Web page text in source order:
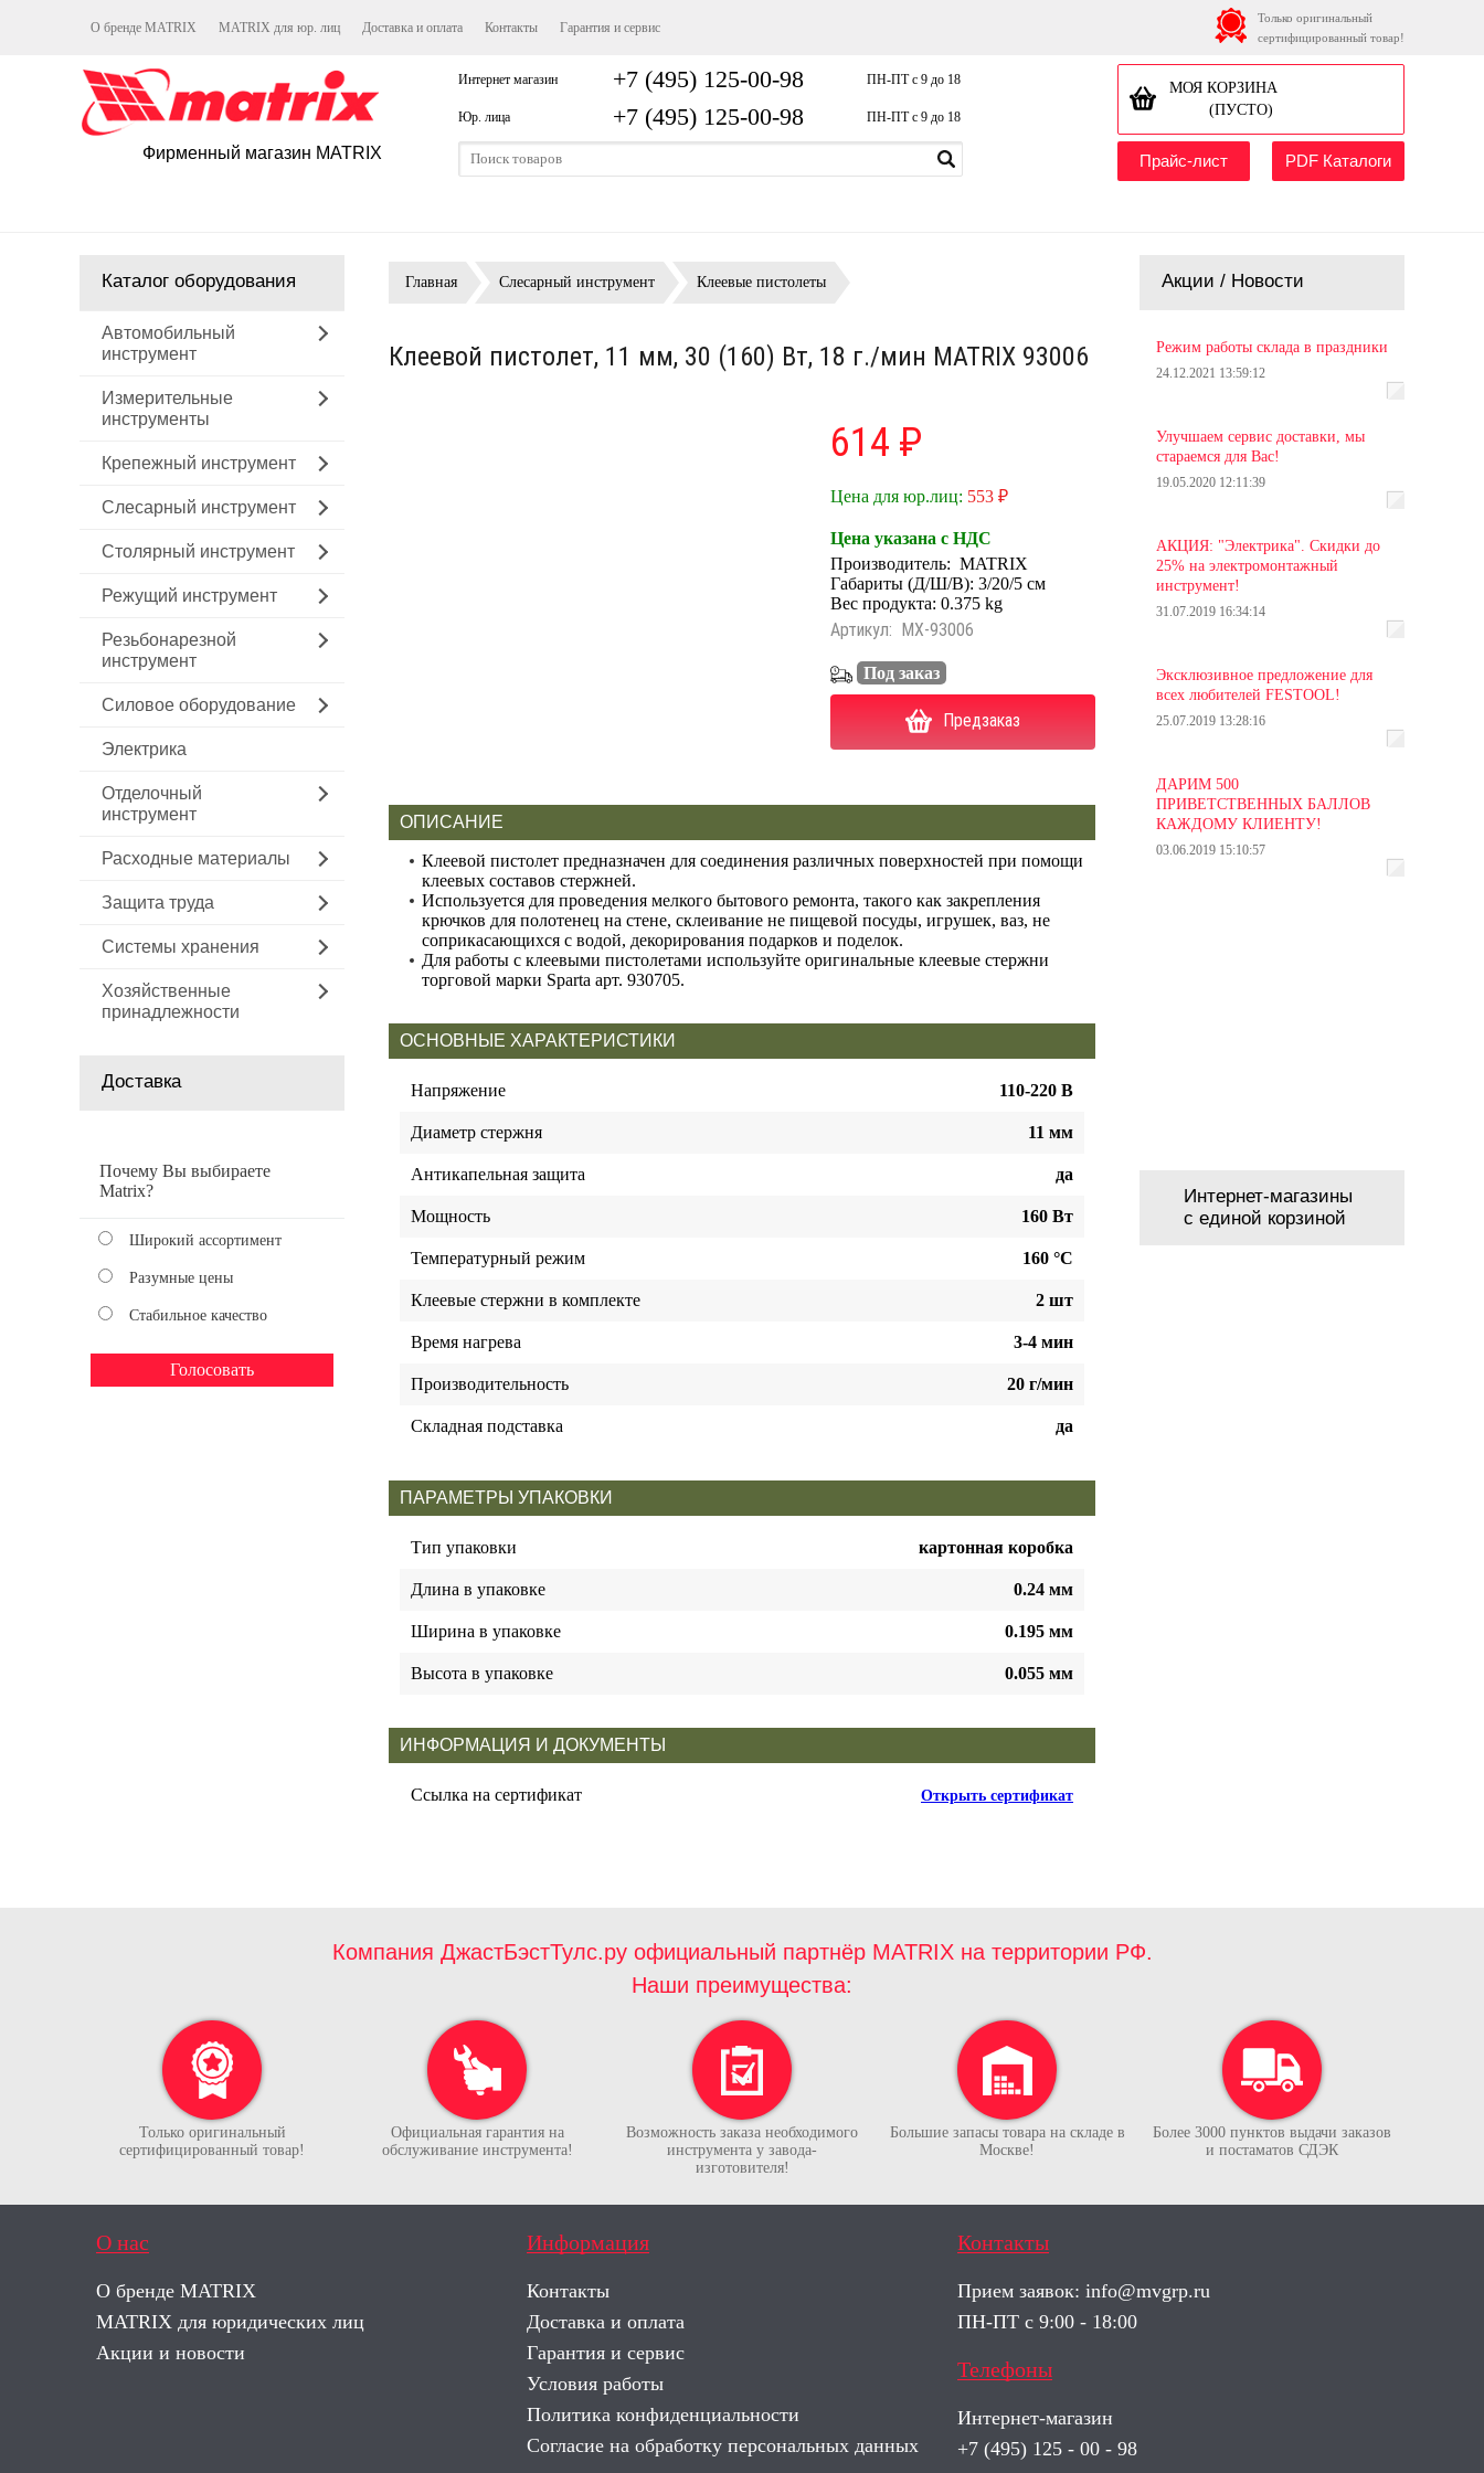
О бренде MATRIX MATRIX для юр. лиц Доставка и оплата Контакты Гарантия и сервис
Только оригинальный
сертифицированный товар!
Фирменный магазин MATRIX
Интернет магазин +7 (495) 125-00-98 ПН-ПТ с 9 до 18
Юр. лица +7 (495) 125-00-98 ПН-ПТ с 9 до 18
МОЯ КОРЗИНА
(ПУСТО)
Прайс-лист PDF Каталоги
Каталог оборудования
Автомобильный
инструмент
Измерительные
инструменты
Крепежный инструмент
Слесарный инструмент
Столярный инструмент
Режущий инструмент
Резьбонарезной
инструмент
Силовое оборудование
Электрика
Отделочный
инструмент
Расходные материалы
Защита труда
Системы хранения
Хозяйственные
принадлежности
Доставка
Почему Вы выбираете
Matrix?
Широкий ассортимент
Разумные цены
Стабильное качество
Главная Слесарный инструмент Клеевые пистолеты
Клеевой пистолет, 11 мм, 30 (160) Вт, 18 г./мин MATRIX 93006
614 ₽
Цена для юр.лиц: 553 ₽
Цена указана с НДС
Производитель: MATRIX
Габариты (Д/Ш/В): 3/20/5 см
Вес продукта: 0.375 kg
Артикул: MX-93006
Под заказ
Предзаказ
ОПИСАНИЕ
Клеевой пистолет предназначен для соединения различных поверхностей при помощи
клеевых составов стержней.
Используется для проведения мелкого бытового ремонта, такого как закрепления
крючков для полотенец на стене, склеивание не пищевой посуды, игрушек, ваз, не
соприкасающихся с водой, декорирования подарков и поделок.
Для работы с клеевыми пистолетами используйте оригинальные клеевые стержни
торговой марки Sparta арт. 930705.
ОСНОВНЫЕ ХАРАКТЕРИСТИКИ
Напряжение 110-220 В
Диаметр стержня 11 мм
Антикапельная защита да
Мощность 160 Вт
Температурный режим 160 °С
Клеевые стержни в комплекте 2 шт
Время нагрева 3-4 мин
Производительность 20 г/мин
Складная подставка да
ПАРАМЕТРЫ УПАКОВКИ
Тип упаковки картонная коробка
Длина в упаковке 0.24 мм
Ширина в упаковке 0.195 мм
Высота в упаковке 0.055 мм
ИНФОРМАЦИЯ И ДОКУМЕНТЫ
Ссылка на сертификат Открыть сертификат
Акции / Новости
Режим работы склада в праздники
24.12.2021 13:59:12
Улучшаем сервис доставки, мы
стараемся для Вас!
19.05.2020 12:11:39
АКЦИЯ: "Электрика". Скидки до
25% на электромонтажный
инструмент!
31.07.2019 16:34:14
Эксклюзивное предложение для
всех любителей FESTOOL!
25.07.2019 13:28:16
ДАРИМ 500
ПРИВЕТСТВЕННЫХ БАЛЛОВ
КАЖДОМУ КЛИЕНТУ!
03.06.2019 15:10:57
Интернет-магазины
с единой корзиной
Компания ДжастБэстТулс.ру официальный партнёр MATRIX на территории РФ.
Наши преимущества:
Только оригинальный
сертифицированный товар!
Официальная гарантия на
обслуживание инструмента!
Возможность заказа необходимого
инструмента у завода-
изготовителя!
Большие запасы товара на складе в
Москве!
Более 3000 пунктов выдачи заказов
и постаматов СДЭК
О нас
О бренде MATRIX
MATRIX для юридических лиц
Акции и новости
Информация
Контакты
Доставка и оплата
Гарантия и сервис
Условия работы
Политика конфиденциальности
Согласие на обработку персональных данных
Контакты
Прием заявок: info@mvgrp.ru
ПН-ПТ с 9:00 - 18:00
Телефоны
Интернет-магазин
+7 (495) 125 - 00 - 98